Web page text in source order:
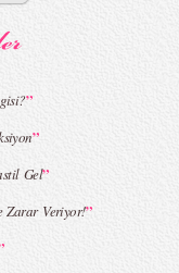
Bekrek 2015 Yaz Koleksiyonu
”
”
Gel”
Zarar Veriyor!”